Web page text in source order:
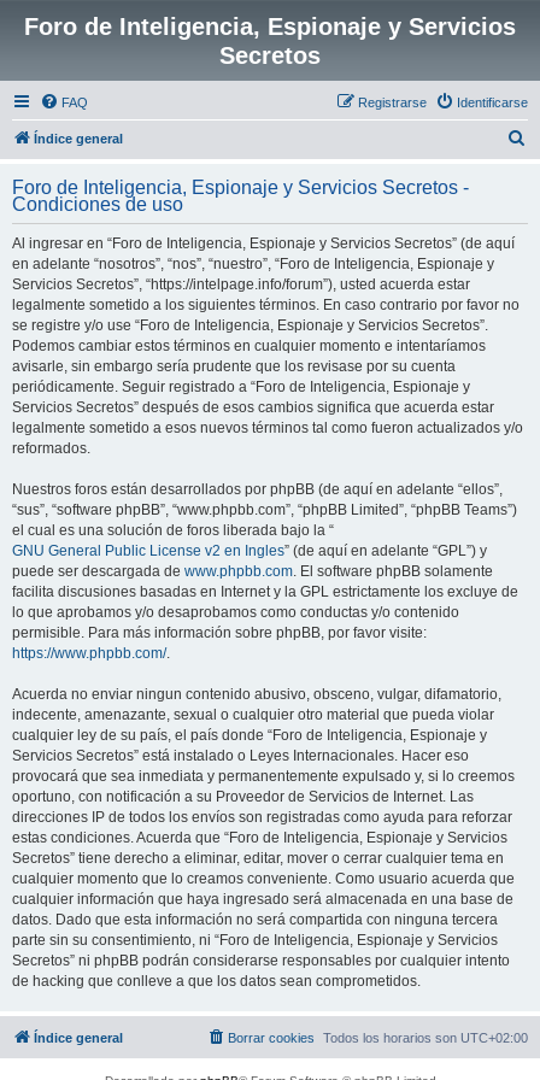
Foro de Inteligencia, Espionaje y Servicios
Secretos
FAQ Identificarse
Registrarse
Índice general
c
Foro de Inteligencia, Espionaje y Servicios Secretos -
Condiciones de uso
Al ingresar en “Foro de Inteligencia, Espionaje y Servicios Secretos” (de aquí
en adelante “nosotros”, “nos”, “nuestro”, “Foro de Inteligencia, Espionaje y
Servicios Secretos”, “https://intelpage.info/forum”), usted acuerda estar
legalmente sometido a los siguientes términos. En caso contrario por favor no
se registre y/o use “Foro de Inteligencia, Espionaje y Servicios Secretos”.
Podemos cambiar estos términos en cualquier momento e intentaríamos
avisarle, sin embargo sería prudente que los revisase por su cuenta
periódicamente. Seguir registrado a “Foro de Inteligencia, Espionaje y
Servicios Secretos” después de esos cambios significa que acuerda estar
legalmente sometido a esos nuevos términos tal como fueron actualizados y/o
reformados.
Nuestros foros están desarrollados por phpBB (de aquí en adelante “ellos”,
“sus”, “software phpBB”, “www.phpbb.com”, “phpBB Limited”, “phpBB Teams”)
el cual es una solución de foros liberada bajo la “
GNU General Public License v2 en Ingles” (de aquí en adelante “GPL”) y
puede ser descargada de www.phpbb.com. El software phpBB solamente
facilita discusiones basadas en Internet y la GPL estrictamente los excluye de
lo que aprobamos y/o desaprobamos como conductas y/o contenido
permisible. Para más información sobre phpBB, por favor visite:
https://www.phpbb.com/.
Acuerda no enviar ningun contenido abusivo, obsceno, vulgar, difamatorio,
indecente, amenazante, sexual o cualquier otro material que pueda violar
cualquier ley de su país, el país donde “Foro de Inteligencia, Espionaje y
Servicios Secretos” está instalado o Leyes Internacionales. Hacer eso
provocará que sea inmediata y permanentemente expulsado y, si lo creemos
oportuno, con notificación a su Proveedor de Servicios de Internet. Las
direcciones IP de todos los envíos son registradas como ayuda para reforzar
estas condiciones. Acuerda que “Foro de Inteligencia, Espionaje y Servicios
Secretos” tiene derecho a eliminar, editar, mover o cerrar cualquier tema en
cualquier momento que lo creamos conveniente. Como usuario acuerda que
cualquier información que haya ingresado será almacenada en una base de
datos. Dado que esta información no será compartida con ninguna tercera
parte sin su consentimiento, ni “Foro de Inteligencia, Espionaje y Servicios
Secretos” ni phpBB podrán considerarse responsables por cualquier intento
de hacking que conlleve a que los datos sean comprometidos.
Índice general Todos los horarios son UTC+02:00
Borrar cookies